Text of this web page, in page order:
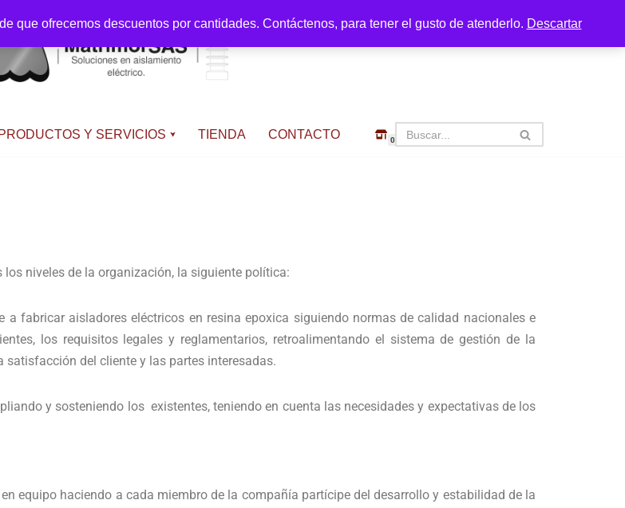
que ofrecemos descuentos por cantidades. Contáctenos, para tener el gusto de atenderlo. Descartar
PRODUCTOS Y SERVICIOS TIENDA CONTACTO 0
niveles de la organización, la siguiente política:
fabricar aisladores eléctricos en resina epoxica siguiendo normas de calidad nacionales e
los requisitos legales y reglamentarios, retroalimentando el sistema de gestión de la
del cliente y las partes interesadas.
y sosteniendo los existentes, teniendo en cuenta las necesidades y expectativas de los
equipo haciendo a cada miembro de la compañía partícipe del desarrollo y estabilidad de la